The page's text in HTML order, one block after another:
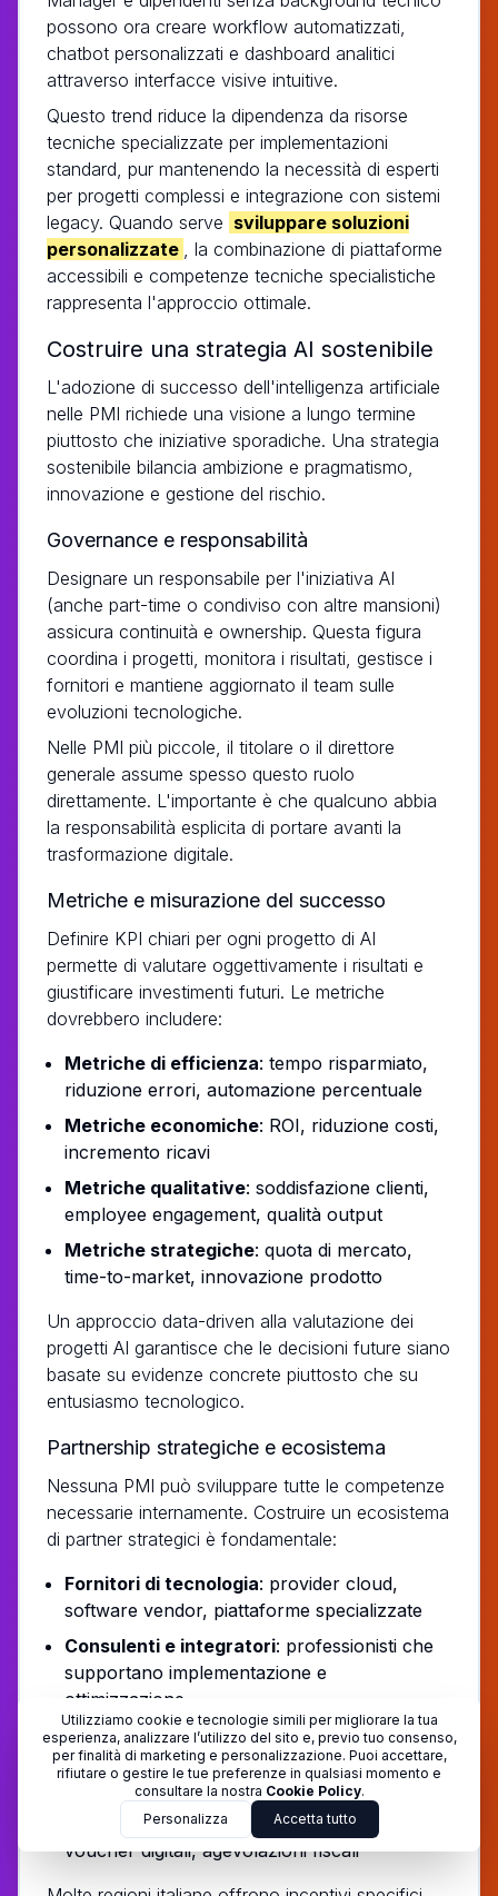
possono ora creare workflow automatizzati,
chatbot personalizzati e dashboard analitici
attraverso interfacce visive intuitive.
Questo trend riduce la dipendenza da risorse
tecniche specializzate per implementazioni
standard, pur mantenendo la necessità di esperti
per progetti complessi e integrazione con sistemi
legacy. Quando serve sviluppare soluzioni
personalizzate
, la combinazione di piattaforme
accessibili e competenze tecniche specialistiche
rappresenta l'approccio ottimale.
Costruire una strategia AI sostenibile
L'adozione di successo dell'intelligenza artificiale
nelle PMI richiede una visione a lungo termine
piuttosto che iniziative sporadiche. Una strategia
sostenibile bilancia ambizione e pragmatismo,
innovazione e gestione del rischio.
Governance e responsabilità
Designare un responsabile per l'iniziativa AI
(anche part-time o condiviso con altre mansioni)
assicura continuità e ownership. Questa figura
coordina i progetti, monitora i risultati, gestisce i
fornitori e mantiene aggiornato il team sulle
evoluzioni tecnologiche.
Nelle PMI più piccole, il titolare o il direttore
generale assume spesso questo ruolo
direttamente. L'importante è che qualcuno abbia
la responsabilità esplicita di portare avanti la
trasformazione digitale.
Metriche e misurazione del successo
Definire KPI chiari per ogni progetto di AI
permette di valutare oggettivamente i risultati e
giustificare investimenti futuri. Le metriche
dovrebbero includere:
Metriche di efficienza: tempo risparmiato,
riduzione errori, automazione percentuale
Metriche economiche: ROI, riduzione costi,
incremento ricavi
Metriche qualitative: soddisfazione clienti,
employee engagement, qualità output
Metriche strategiche: quota di mercato,
time-to-market, innovazione prodotto
Un approccio data-driven alla valutazione dei
progetti AI garantisce che le decisioni future siano
basate su evidenze concrete piuttosto che su
entusiasmo tecnologico.
Partnership strategiche e ecosistema
Nessuna PMI può sviluppare tutte le competenze
necessarie internamente. Costruire un ecosistema
di partner strategici è fondamentale:
Fornitori di tecnologia: provider cloud,
software vendor, piattaforme specializzate
Consulenti e integratori: professionisti che
supportano implementazione e
ottimizzazione
Comunità e network: associazioni di
categoria, gruppi di innovazione, eventi
settoriali
Istituzioni: programmi di finanziamento,
voucher digitali, agevolazioni fiscali
Utilizziamo cookie e tecnologie simili per migliorare la tua
esperienza, analizzare l’utilizzo del sito e, previo tuo consenso,
per finalità di marketing e personalizzazione. Puoi accettare,
rifiutare o gestire le tue preferenze in qualsiasi momento e
consultare la nostra Cookie Policy.
Personalizza
Accetta tutto